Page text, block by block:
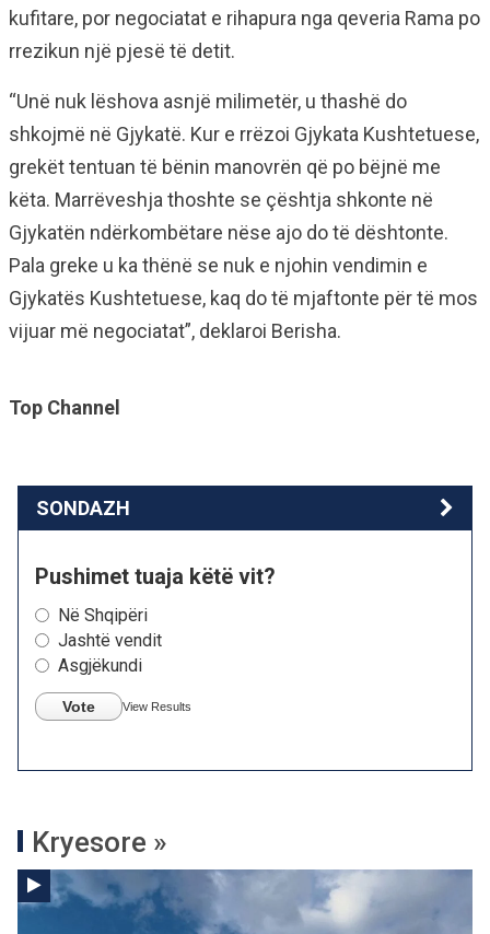
kufitare, por negociatat e rihapura nga qeveria Rama po
rrezikun një pjesë të detit.
“Unë nuk lëshova asnjë milimetër, u thashë do
shkojmë në Gjykatë. Kur e rrëzoi Gjykata Kushtetuese,
grekët tentuan të bënin manovrën që po bëjnë me
këta. Marrëveshja thoshte se çështja shkonte në
Gjykatën ndërkombëtare nëse ajo do të dështonte.
Pala greke u ka thënë se nuk e njohin vendimin e
Gjykatës Kushtetuese, kaq do të mjaftonte për të mos
vijuar më negociatat”, deklaroi Berisha.
Top Channel
SONDAZH
Pushimet tuaja këtë vit?
Në Shqipëri
Jashtë vendit
Asgjëkundi
Vote View Results
Kryesore »